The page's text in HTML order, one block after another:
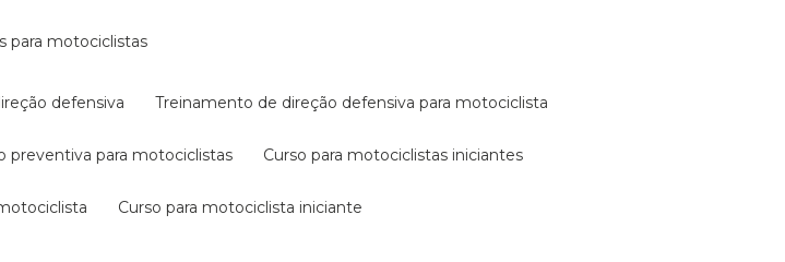
para motociclistas
defensiva treinamento de direção defensiva para motociclista
preventiva para motociclistas curso para motociclistas iniciantes
curso para motociclista iniciante